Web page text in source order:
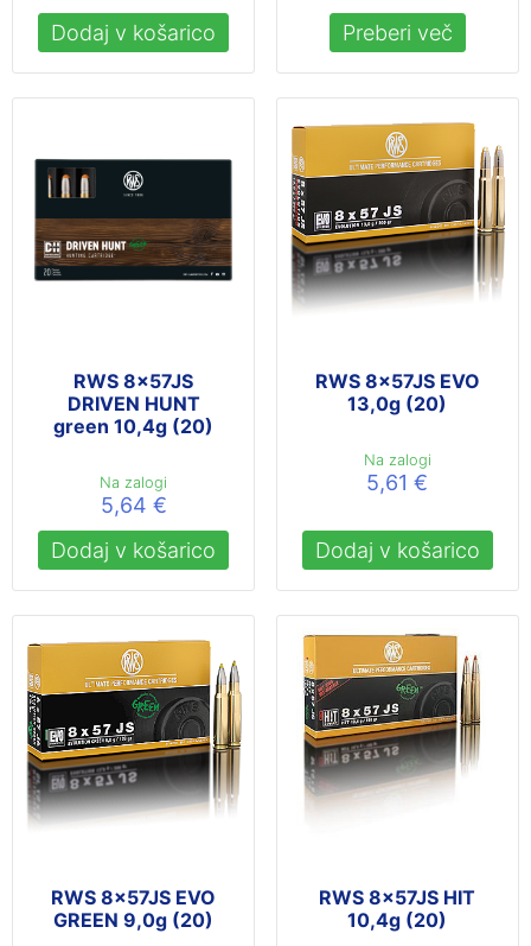
Dodaj v košarico
Preberi več
RWS 8x57JS
DRIVEN HUNT
green 10,4g (20)
Na zalogi
5,64 €
Dodaj v košarico
RWS 8x57JS EVO
13,0g (20)
Na zalogi
5,61€
Dodaj v košarico
RWS 8x57JS EVO
GREEN 9,0g (20)
RWS 8x57JS HIT
10,4g (20)